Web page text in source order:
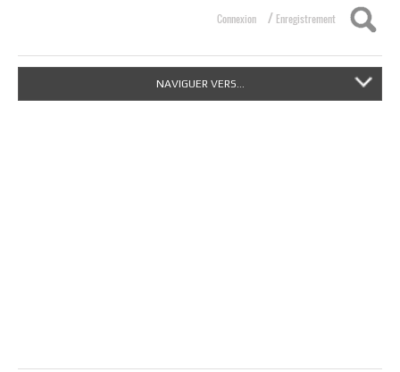
Connexion / Enregistrement
NAVIGUER VERS...